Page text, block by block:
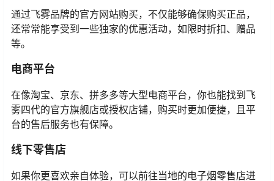
通过飞雾品牌的官方网站购买，不仅能够确保购买正品，
还常常能享受到一些独家的优惠活动，如限时折扣、赠品
等。
电商平台
在像淘宝、京东、拼多多等大型电商平台，你也能找到飞
雾四代的官方旗舰店或授权店铺，购买时更加便捷，且平
台的售后服务也有保障。
线下零售店
如果你更喜欢亲自体验，可以前往当地的电子烟零售店进